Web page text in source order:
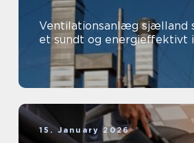
Ventilationsanlæg sjælland sådan får du
et sundt og energieffektivt
15. January 2026